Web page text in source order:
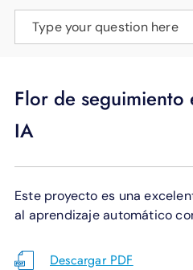
Type your question here
Flor de seguimiento
IA
Este proyecto es una
al aprendizaje automático
Descargar PDF